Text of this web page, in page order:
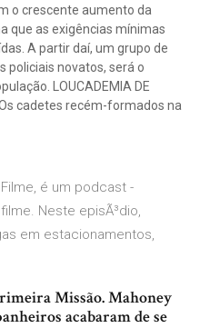
o crescente aumento da
que as exigências mínimas
A partir daí, um grupo de
policiais novatos, será o
LOUCADEMIA DE
Os cadetes recém-formados na
é um podcast -
Neste episÃ³dio,
em estacionamentos,
Missão. Mahoney
acabaram de se